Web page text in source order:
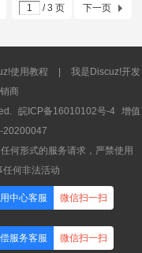
/ 3 页 下一页
使用教程
我是Discuz!开发
商
皖ICP备16010102号-4 增值
20200047
何形式的服务请求，严禁使用
任何非法活动
中心客服 微信扫一扫
服务客服 微信扫一扫